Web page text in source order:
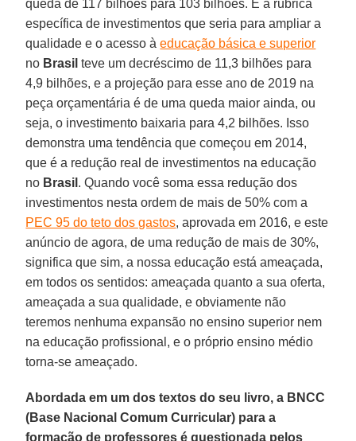
queda de 117 bilhões para 103 bilhões. E a rubrica
específica de investimentos que seria para ampliar a
qualidade e o acesso àeducação básica e superior
no Brasil teve um decréscimo de 11,3 bilhões para
4,9 bilhões, e a projeção para esse ano de 2019 na
peça orçamentária é de uma queda maior ainda, ou
seja, o investimento baixaria para 4,2 bilhões. Isso
demonstra uma tendência que começou em 2014,
que é a redução real de investimentos na educação
no Brasil . Quando você soma essa redução dos
investimentos nesta ordem de mais de 50% com a
PEC 95 do teto dos gastos, aprovada em 2016, e este
anúncio de agora, de uma redução de mais de 30%,
significa que sim, a nossa educação está ameaçada,
em todos os sentidos: ameaçada quanto a sua oferta,
ameaçada a sua qualidade, e obviamente não
teremos nenhuma expansão no ensino superior nem
na educação profissional, e o próprio ensino médio
torna-se ameaçado.
Abordada em um dos textos do seu livro, a BNCC
(Base Nacional Comum Curricular) para a
formação de professores é questionada pelos